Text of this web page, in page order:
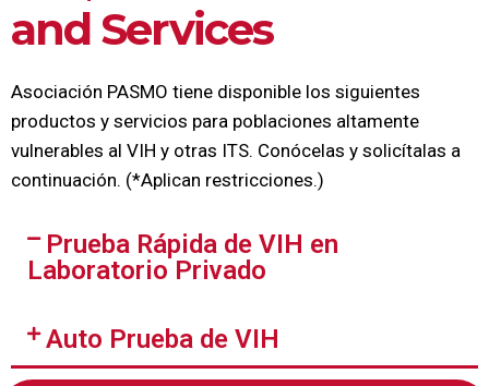
and Services
Asociación PASMO tiene disponible los siguientes
productos y servicios para poblaciones altamente
vulnerables al VIH y otras ITS. Conócelas y solicítalas a
continuación. (*Aplican restricciones.)
Prueba Rápida de VIH en
Laboratorio Privado
Auto Prueba de VIH